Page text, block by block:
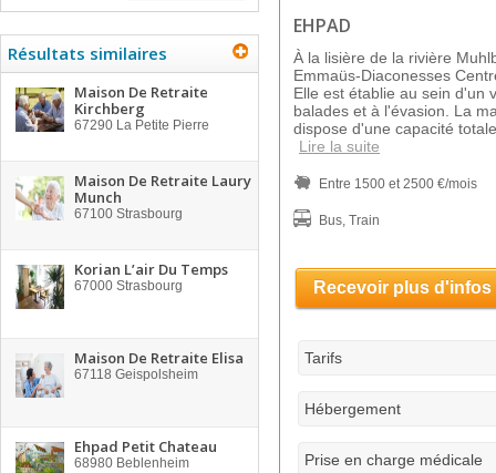
Résultats similaires
Maison De Retraite
Kirchberg
67290 La Petite Pierre
Maison De Retraite Laury
Munch
67100 Strasbourg
Korian L’air Du Temps
67000 Strasbourg
Maison De Retraite Elisa
67118 Geispolsheim
Ehpad Petit Chateau
68980 Beblenheim
EHPAD
À la lisière de la rivière
Emmaüs-Diaconesses
Elle est établie au sein d'un
balades et à l'évasion. La
dispose d'une capacité
Lire la suite
Entre 1500 et 2500 €/mois
Bus, Train
Recevoir plus d'infos
Tarifs
Hébergement
Prise en charge médicale